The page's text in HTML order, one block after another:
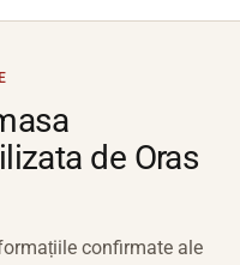
de Oras
confirmate ale